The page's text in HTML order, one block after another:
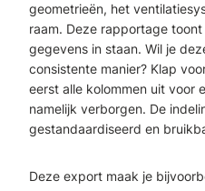
geometrieën, het
raam. Deze rapportage
gegevens in staan. Wil je
consistente manier? Klap
eerst alle kolommen uit voor
namelijk verborgen. De
gestandaardiseerd en
Deze export maak je